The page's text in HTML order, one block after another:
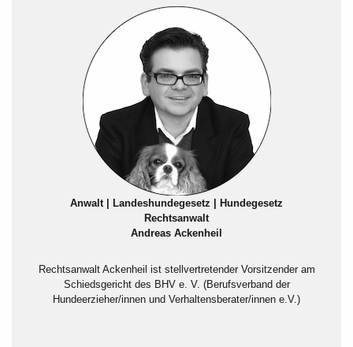
Anwalt | Landeshundegesetz | Hundegesetz
Rechtsanwalt
Andreas Ackenheil
Rechtsanwalt Ackenheil ist stellvertretender Vorsitzender am
Schiedsgericht des BHV e. V. (Berufsverband der
Hundeerzieher/innen und Verhaltensberater/innen e.V.)